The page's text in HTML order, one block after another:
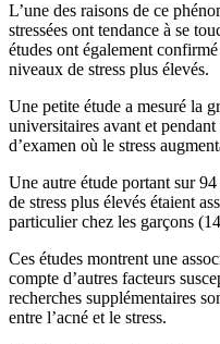
L’une des raisons de ce
stressées ont tendance à se
études ont également
niveaux de stress plus élevés.
Une petite étude a mesuré la
universitaires avant et
d’examen où le stress
Une autre étude portant sur
de stress plus élevés étaient
particulier chez les garçons
Ces études montrent une
compte d’autres facteurs
recherches supplémentaires
entre l’acné et le stress.